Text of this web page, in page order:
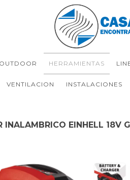
OUTDOOR HERRAMIENTAS
VENTILACION INSTALACIONES
INALAMBRICO EINHELL 18V